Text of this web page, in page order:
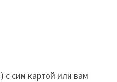
с сим картой или вам